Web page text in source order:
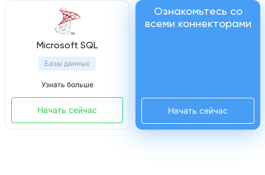
Microsoft SQL
Базы данных
Узнать больше
Начать сейчас
Ознакомьтесь со
всеми коннекторами
Начать сейчас